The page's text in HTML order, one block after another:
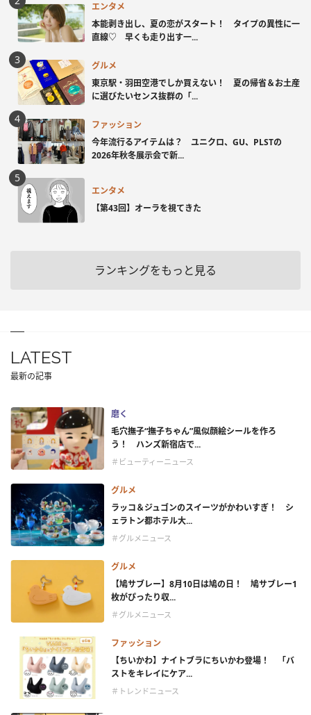
エンタメ
本能剥き出し、夏の恋がスタート！ タイプの異性に一
直線♡ 早くも走り出す一...
グルメ
東京駅・羽田空港でしか買えない！ 夏の帰省＆お土産
に選びたいセンス抜群の「...
ファッション
今年流行るアイテムは？ ユニクロ、GU、PLSTの
2026年秋冬展示会で新...
エンタメ
【第43回】オーラを視てきた
ランキングをもっと見る
LATEST
最新の記事
磨く
毛穴撫子“撫子ちゃん”風似顔絵シールを作ろ
う！ ハンズ新宿店で...
＃ビューティーニュース
グルメ
ラッコ＆ジュゴンのスイーツがかわいすぎ！ シ
ェラトン都ホテル大...
＃グルメニュース
グルメ
【鳩サブレー】8月10日は鳩の日！ 鳩サブレー1
枚がぴったり収...
＃グルメニュース
ファッション
【ちいかわ】ナイトブラにちいかわ登場！ 「バ
ストをキレイにケア...
＃トレンドニュース